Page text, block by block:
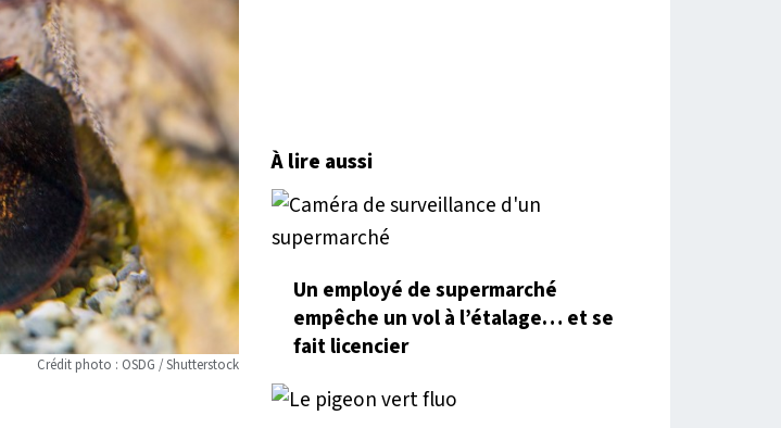
Crédit photo : OSDG / Shutterstock
À lire aussi
Un employé de supermarché
empêche un vol à l’étalage… et se
fait licencier